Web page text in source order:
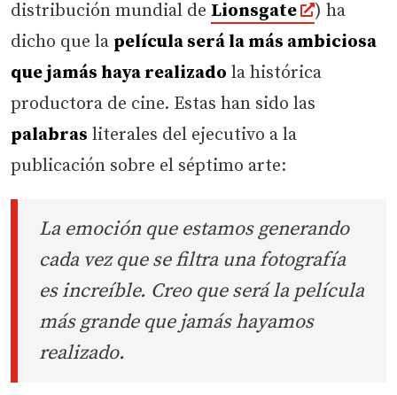
distribución mundial de Lionsgate
) ha
dicho que la película será la más ambiciosa
que jamás haya realizado la histórica
productora de cine. Estas han sido las
palabras literales del ejecutivo a la
publicación sobre el séptimo arte:
La emoción que estamos generando
cada vez que se filtra una fotografía
es increíble. Creo que será la película
más grande que jamás hayamos
realizado.